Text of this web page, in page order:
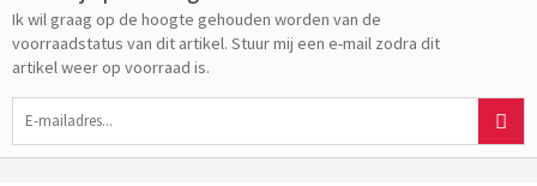
Ik wil graag op de hoogte gehouden worden van de
voorraadstatus van dit artikel. Stuur mij een e-mail zodra dit
artikel weer op voorraad is.